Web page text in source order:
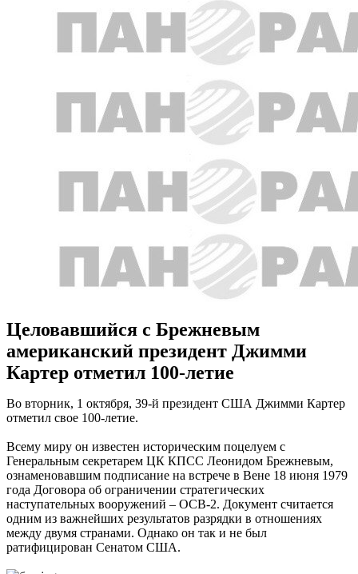
Целовавшийся с Брежневым
американский президент Джимми
Картер отметил 100-летие
Во вторник, 1 октября, 39-й президент США Джимми Картер
отметил свое 100-летие.
Всему миру он известен историческим поцелуем с
Генеральным секретарем ЦК КПСС Леонидом Брежневым,
ознаменовавшим подписание на встрече в Вене 18 июня 1979
года Договора об ограничении стратегических
наступательных вооружений – ОСВ-2. Документ считается
одним из важнейших результатов разрядки в отношениях
между двумя странами. Однако он так и не был
ратифицирован Сенатом США.